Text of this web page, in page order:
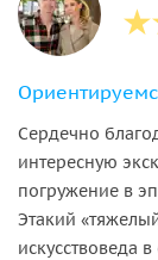
Сердечно
интересную
погружение в
Этакий
искусствоведа